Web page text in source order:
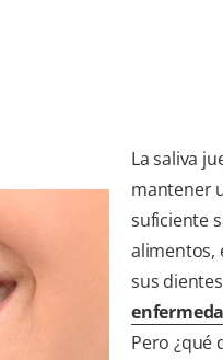
La saliva
mantener
suficiente
alimentos,
sus
Pero ¿qué